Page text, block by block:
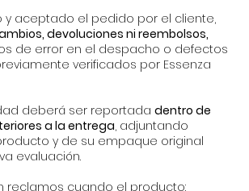
y aceptado el pedido por el cliente,
devoluciones ni reembolsos,
de error en el despacho o defectos
verificados por Essenza
deberá ser reportadadentro de
a la entrega, adjuntando
y de su empaque original
evaluación.
reclamos cuando el producto: